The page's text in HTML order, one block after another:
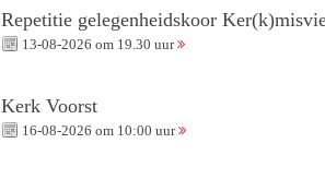
Repetitie gelegenheidskoor
13-08-2026 om 19.30 uur
Kerk Voorst
16-08-2026 om 10:00 uur